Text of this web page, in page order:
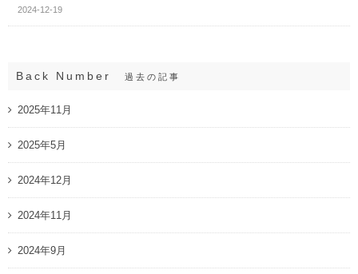
2024-12-19
Back Number 過去の記事
2025年11月
2025年5月
2024年12月
2024年11月
2024年9月